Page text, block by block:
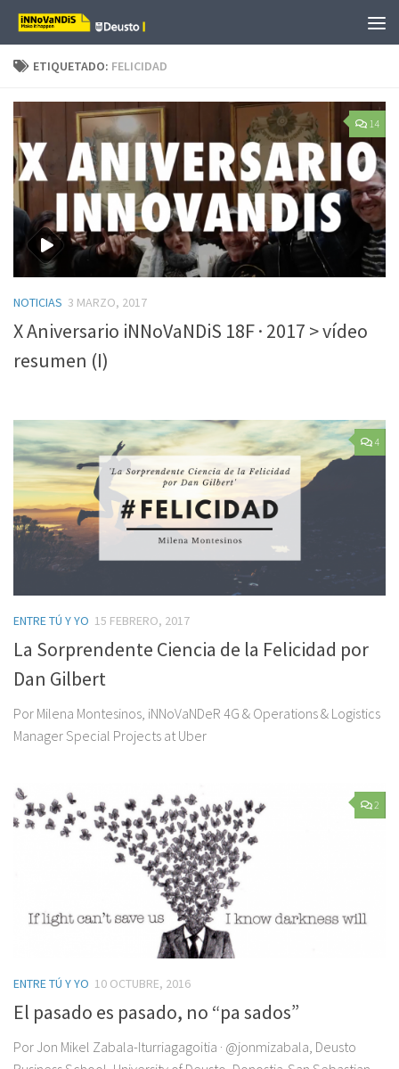
Saltar al contenido
ETIQUETADO: FELICIDAD
14
NOTICIAS 3 MARZO, 2017
X Aniversario iNNoVaNDiS 18F · 2017 > vídeo
resumen (I)
4
ENTRE TÚ Y YO 15 FEBRERO, 2017
La Sorprendente Ciencia de la Felicidad por
Dan Gilbert
Por Milena Montesinos, iNNoVaNDeR 4G & Operations & Logistics
Manager Special Projects at Uber
2
ENTRE TÚ Y YO 10 OCTUBRE, 2016
El pasado es pasado, no “pa sados”
Por Jon Mikel Zabala-Iturriagagoitia · @jonmizabala, Deusto